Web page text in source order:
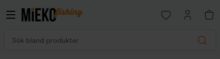
Search
Open favorites